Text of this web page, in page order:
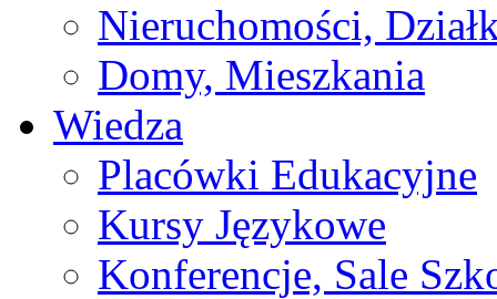
Nieruchomości,
Domy, Mieszkania
Wiedza
Placówki Edukacyjne
Kursy Językowe
Konferencje, Sale